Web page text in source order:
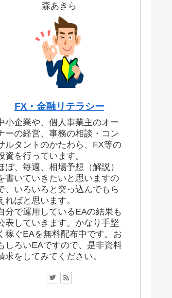
森あきら
FX・金融リテラシー
小企業や、個人事業主のオー
ーの経営、事務の相談・コン
ルタントのかたわら、FX等の
資を行っています。
ぼ、毎週、相場予想（解説）
書いていきたいと思いますの
、いろいろと突っ込んでもら
ればと思います。
分で運用しているEAの結果も
表していきます。かなり手堅
稼ぐEAを無料配布中です。お
しろいEAですので、是非資料
求をしてみてください。